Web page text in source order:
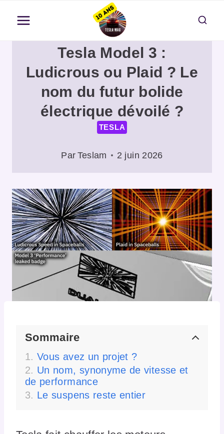
contenu
Tesla Model 3 :
Ludicrous ou Plaid ? Le
nom du futur bolide
électrique dévoilé ?
TESLA
Par Teslam 2 juin 2026
Sommaire
Vous avez un projet ?
Un nom, synonyme de vitesse et
de performance
Le suspens reste entier